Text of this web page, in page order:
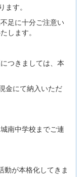
ます。
足に十分ご注意い
します。
つきましては、本
金にて納入いただ
南中学校までご連
動が本格化してきま